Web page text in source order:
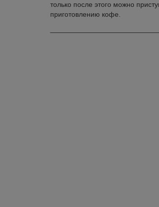
только после этого можно
приготовлению кофе.